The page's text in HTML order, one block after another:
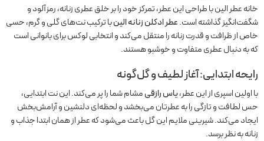
خانه عطر الین با طراحی این عطر، تمرکز خود را بر خلق عطری زنانه، رمزآلود و
شگفت‌انگیز گذاشته است.عطر ادکلن زنانه الینبا ترکیب نت‌های گلی و گرم، حسی
خاص از ظرافت و قدرت زنانه را منتقل می‌کند و انتخابی لوکس برای بانوانی است
که به دنبال عطری متفاوت و خوشبو هستند.
رایحه ابتدایی: آغاز لطیف و گل‌گونه
با اولین اسپری از این عطر،یاس رازقیمشام شما را پر می‌کند. این نت ابتدایی،
حس لطافت و تازگی را به عطرتان می‌بخشد و لحظه‌ای دلنشین و آرامش‌بخش
ایجاد می‌کند. شیرینی ملایم این گل باعث می‌شود که عطر از همان ابتدا جذاب و
زنانه به نظر برسد.